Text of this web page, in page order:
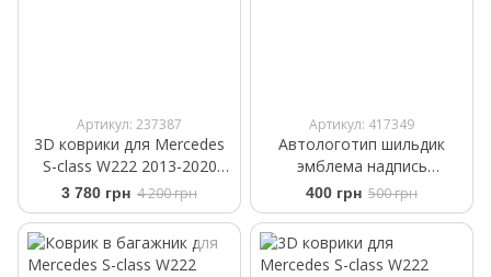
Артикул: 237387
3D коврики для Mercedes
S-class W222 2013-2020
4Matic Long Frogum Proline
3D409071
3 780 грн 4 200 грн
Артикул: 417349
Автологотип шильдик
эмблема надпись
Mercedes Hybrid 2017-2025
черный глянец 133мм
400 грн 500 грн